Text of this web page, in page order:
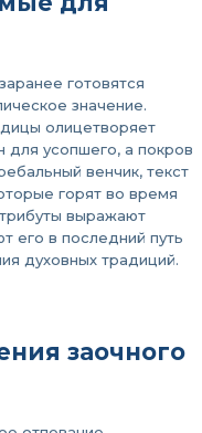
готовятся
значение.
олицетворяет
для усопшего, а покров
венчик, текст
горят во время
выражают
его в последний путь
духовных традиций.
заочного